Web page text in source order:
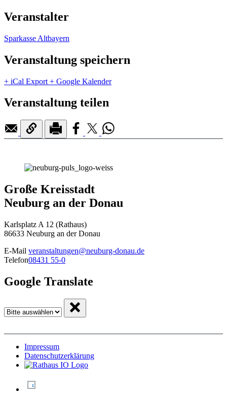
Veranstalter
Sparkasse Altbayern
Veranstaltung speichern
+ iCal Export + Google Kalender
Veranstaltung teilen
Große Kreisstadt
Neuburg an der Donau
Karlsplatz A 12 (Rathaus)
86633 Neuburg an der Donau
E-Mail veranstaltungen@neuburg-donau.de
Telefon08431 55-0
Google Translate
Impressum
Datenschutzerklärung